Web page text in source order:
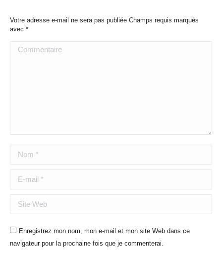
Votre adresse e-mail ne sera pas publiée Champs requis marqués
avec *
Commentaire
Nom *
E-mail *
Site Web
Enregistrez mon nom, mon e-mail et mon site Web dans ce
navigateur pour la prochaine fois que je commenterai.